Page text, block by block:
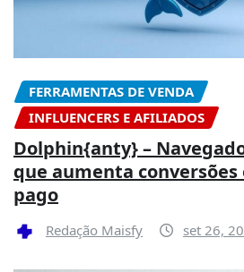
FERRAMENTAS DE VENDA
INFLUENCERS E AFILIADOS
Dolphin{anty} –
que aumenta
pago
Redação Maisfy set 26,